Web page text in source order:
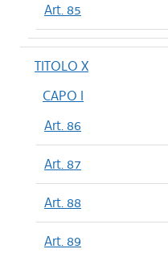
Art. 85
TITOLO X
CAPO I
Art. 86
Art. 87
Art. 88
Art. 89